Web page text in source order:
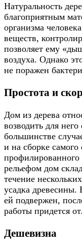
Натуральность
благоприятным
организма
веществ,
позволяет ему
воздуха. Однако
не поражен
Простота и
Дом из дерева
возводить для
большинстве
и на сборке
профилированного
рельефом дом
течение
усадка древесины.
ей подвержен,
работы придется
Дешевизна